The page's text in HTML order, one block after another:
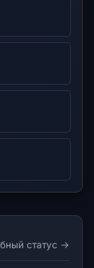
статус